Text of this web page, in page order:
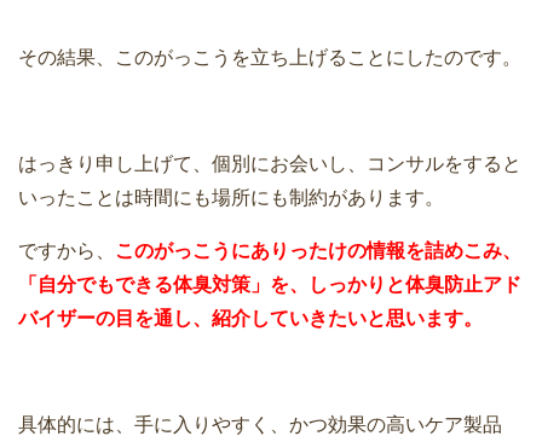
その結果、このがっこうを立ち上げることにしたのです。
はっきり申し上げて、個別にお会いし、コンサルをすると
いったことは時間にも場所にも制約があります。
ですから、 このがっこうにありったけの情報を詰めこみ、
「自分でもできる体臭対策」を、
しっかりと体臭防止アド
バイザーの目を通し、紹介していきたいと思います。
具体的には、手に入りやすく、かつ効果の高いケア製品